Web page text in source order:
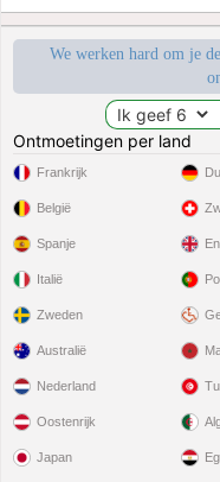
We werken hard om je
Ontmoetingen per land
Frankrijk
België
Spanje
Italië
Zweden
Australië
Nederland
Oostenrijk
Japan